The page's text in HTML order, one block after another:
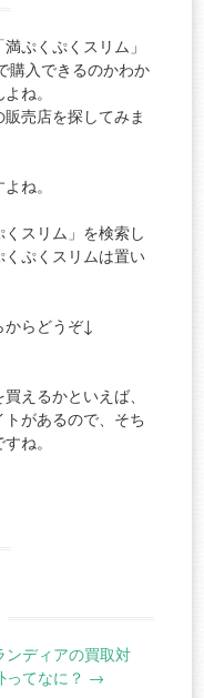
ぷくぷくスリム」
購入できるのかわか
ね。
売店を探してみま
ね。
スリム」を検索し
ぷくスリムは置い
からどうぞ↓
えるかといえば、
があるので、そち
ね。
ンディアの買取対
ってなに？ →